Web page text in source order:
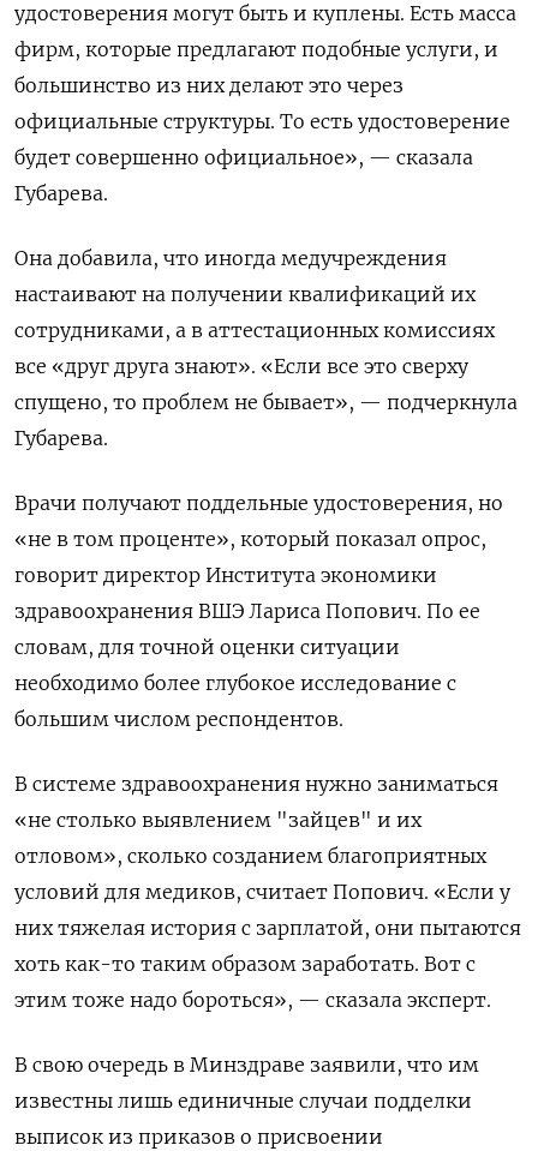
удостоверения могут быть и куплены. Есть масса
фирм, которые предлагают подобные услуги, и
большинство из них делают это через
официальные структуры. То есть удостоверение
будет совершенно официальное», — сказала
Губарева.
Она добавила, что иногда медучреждения
настаивают на получении квалификаций их
сотрудниками, а в аттестационных комиссиях
все «друг друга знают». «Если все это сверху
спущено, то проблем не бывает», — подчеркнула
Губарева.
Врачи получают поддельные удостоверения, но
«не в том проценте», который показал опрос,
говорит директор Института экономики
здравоохранения ВШЭ Лариса Попович. По ее
словам, для точной оценки ситуации
необходимо более глубокое исследование с
большим числом респондентов.
В системе здравоохранения нужно заниматься
«не столько выявлением "зайцев" и их
отловом», сколько созданием благоприятных
условий для медиков, считает Попович. «Если у
них тяжелая история с зарплатой, они пытаются
хоть как-то таким образом заработать. Вот с
этим тоже надо бороться», — сказала эксперт.
В свою очередь в Минздраве заявили, что им
известны лишь единичные случаи подделки
выписок из приказов о присвоении